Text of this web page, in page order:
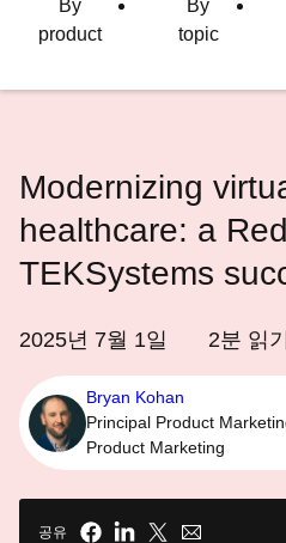
변
By
product
By
topic
Modernizing
healthcare: a
TEKSystems
2025년 7월 1일 2분 읽기
Bryan Kohan
Principal Product
Product Marketing
공유